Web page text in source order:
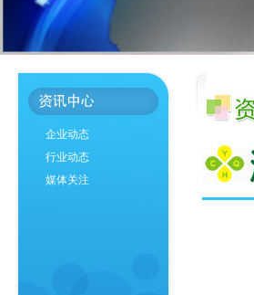
企业动态
行业动态
媒体关注